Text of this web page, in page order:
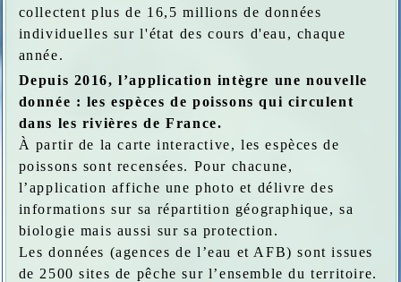
collectent plus de 16,5 millions de données
individuelles sur l'état des cours d'eau, chaque
année.
Depuis 2016, l’application intègre une nouvelle
donnée : les espèces de poissons qui circulent
dans les rivières de France.
À partir de la carte interactive, les espèces de
poissons sont recensées. Pour chacune,
l’application affiche une photo et délivre des
informations sur sa répartition géographique, sa
biologie mais aussi sur sa protection.
Les données (agences de l’eau et AFB) sont issues
de 2500 sites de pêche sur l’ensemble du territoire.